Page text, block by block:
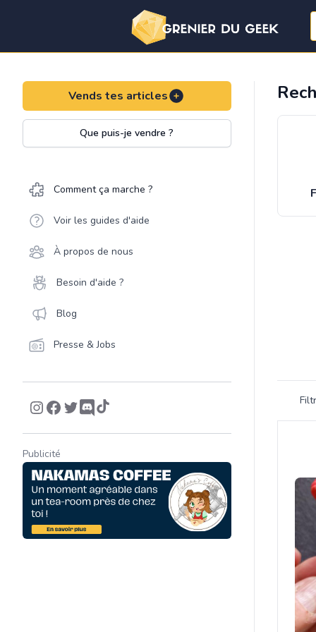
Vends tes articles
Que puis-je vendre ?
Comment ça marche ?
Voir les guides d'aide
À propos de nous
Besoin d'aide ?
Blog
Presse & Jobs
Publicité